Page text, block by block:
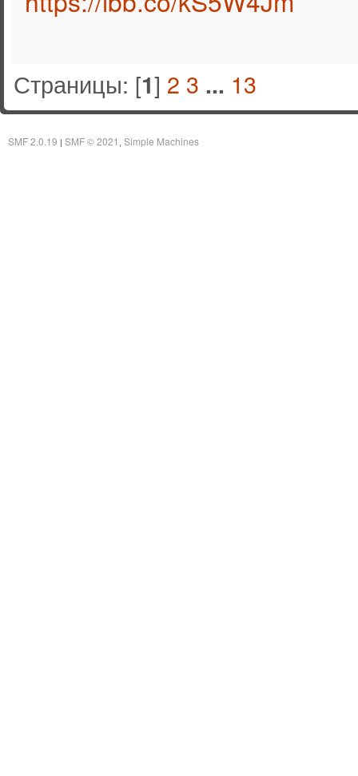
Страницы: [1] 2 3 ... 13
SMF 2.0.19 SMF © 2021 Simple Machines